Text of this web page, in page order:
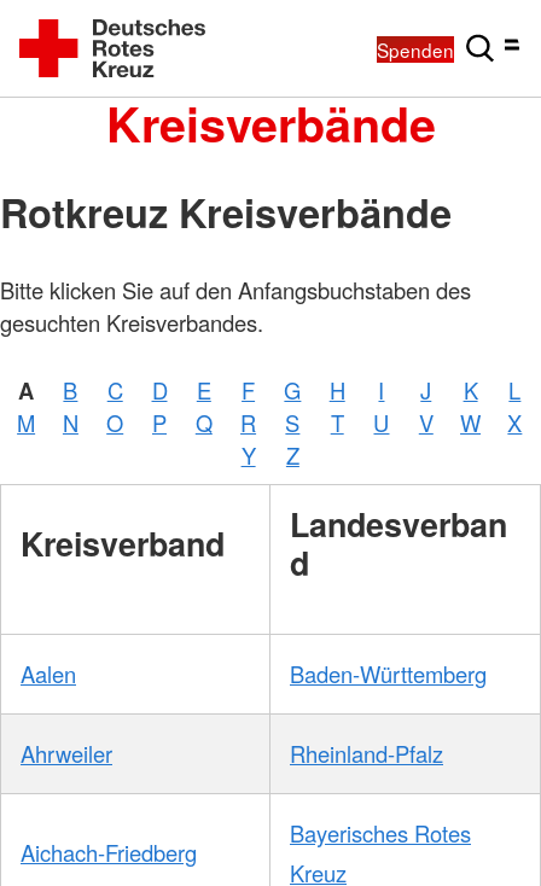
Spenden
Kreisverbände
Rotkreuz Kreisverbände
Bitte klicken Sie auf den Anfangsbuchstaben des
gesuchten Kreisverbandes.
A B C D E F G H I J K
L
M
N O P Q R S T U V W
X
Y
Z
Kreisverband
Landesverban
d
Aalen Baden-Württemberg
Ahrweiler Rheinland-Pfalz
Aichach-Friedberg
Bayerisches Rotes
Kreuz